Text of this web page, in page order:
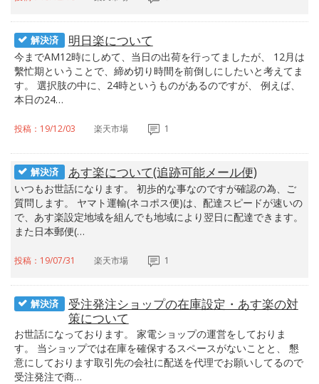
解決済 明日楽について
今までAM12時にしめて、当日の出荷を行ってましたが、 12月は
繫忙期ということで、締め切り時間を前倒しにしたいと考えてま
す。 選択肢の中に、24時というものがあるのですが、 例えば、
本日の24…
投稿：19/12/03 楽天市場 1
解決済 あす楽について(追跡可能メール便)
いつもお世話になります。 初歩的な事なのですが確認の為、ご
質問します。 ヤマト運輸(ネコポス便)は、配達スピードが速いの
で、あす楽設定地域を組んでも地域により翌日に配達できます。
また日本郵便(…
投稿：19/07/31 楽天市場 1
解決済
受注発注ショップの在庫設定・あす楽の対
策について
お世話になっております。 家電ショップの運営をしておりま
す。 当ショップでは在庫を確保するスペースがないことと、 懇
意にしております取引先の会社に配送を代理でお願いしてるので
受注発注で商…